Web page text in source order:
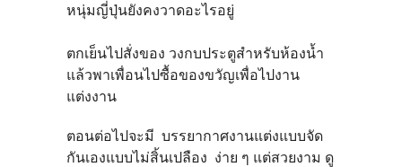
หนุ่มญี่ปุ่นยังคงวาดอะไรอยู่
ตกเย็นไปสั่งของ วงกบประตูสำหรับห้องน้ำ
แล้วพาเพื่อนไปซื้อของขวัญเพื่อไปงาน
แต่งงาน
ตอนต่อไปจะมี บรรยากาศงานแต่งแบบจัด
กันเองแบบไม่สิ้นเปลือง ง่าย ๆ แต่สวยงาม ดู